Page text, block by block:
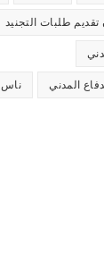
طلبات التجنيد
المدني ناس